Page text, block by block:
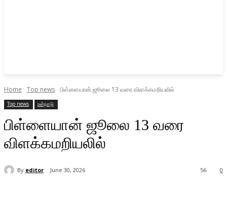
Home Top news பிள்ளையான் ஜூலை 13 வரை விளக்கமறியலில்
Top news உள்நாடு
பிள்ளையான் ஜூலை 13 வரை
விளக்கமறியலில்
By editor June 30, 2026 0
56